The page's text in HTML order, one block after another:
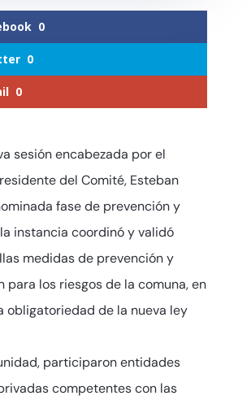
0
0
0
sesión encabezada por el
del Comité, Esteban
fase de prevención y
instancia coordinó y validó
medidas de prevención y
para los riesgos de la comuna, en
obligatoriedad de la nueva ley
participaron entidades
competentes con las